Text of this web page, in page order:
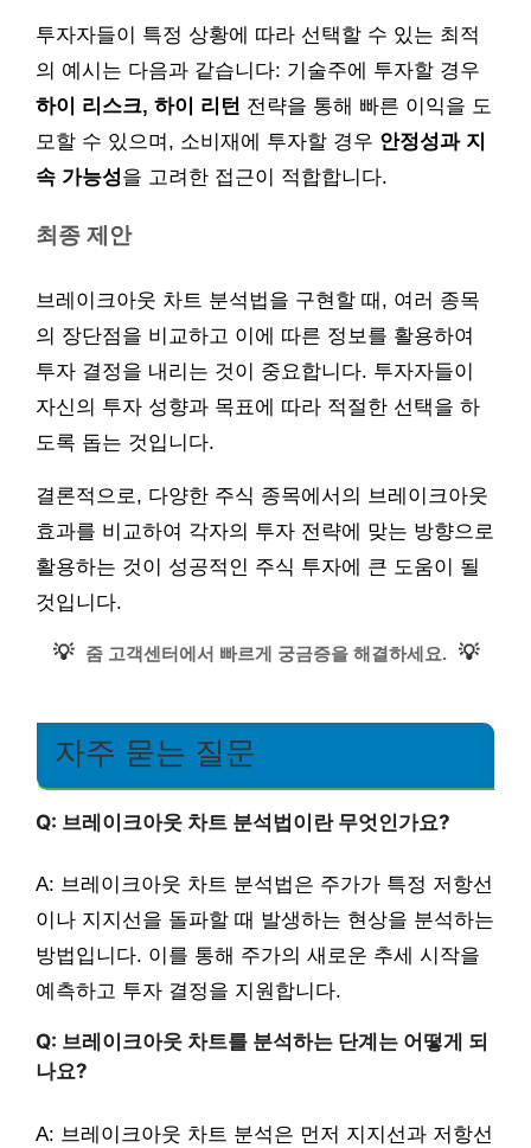
투자자들이 특정 상황에 따라 선택할 수 있는 최적
의 예시는 다음과 같습니다: 기술주에 투자할 경우
하이 리스크, 하이 리턴 전략을 통해 빠른 이익을 도
모할 수 있으며, 소비재에 투자할 경우 안정성과 지
속 가능성을 고려한 접근이 적합합니다.
최종 제안
브레이크아웃 차트 분석법을 구현할 때, 여러 종목
의 장단점을 비교하고 이에 따른 정보를 활용하여
투자 결정을 내리는 것이 중요합니다. 투자자들이
자신의 투자 성향과 목표에 따라 적절한 선택을 하
도록 돕는 것입니다.
결론적으로, 다양한 주식 종목에서의 브레이크아웃
효과를 비교하여 각자의 투자 전략에 맞는 방향으로
활용하는 것이 성공적인 주식 투자에 큰 도움이 될
것입니다.
💡 줌 고객센터에서 빠르게 궁금증을 해결하세요. 💡
자주 묻는 질문
Q: 브레이크아웃 차트 분석법이란 무엇인가요?
A: 브레이크아웃 차트 분석법은 주가가 특정 저항선
이나 지지선을 돌파할 때 발생하는 현상을 분석하는
방법입니다. 이를 통해 주가의 새로운 추세 시작을
예측하고 투자 결정을 지원합니다.
Q: 브레이크아웃 차트를 분석하는 단계는 어떻게 되
나요?
A: 브레이크아웃 차트 분석은 먼저 지지선과 저항선